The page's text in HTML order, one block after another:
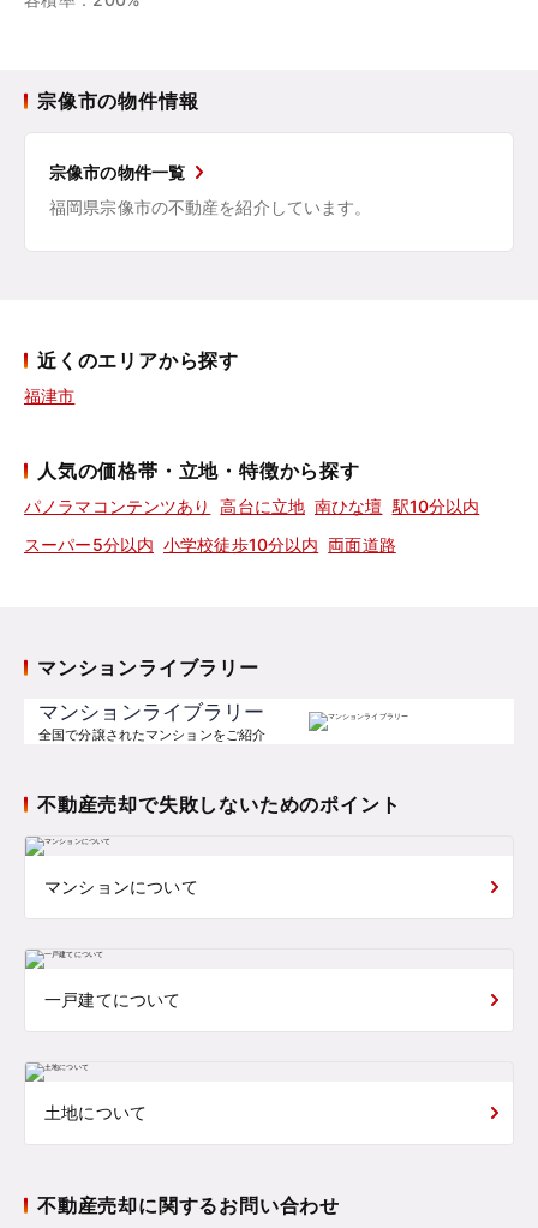
宗像市の物件情報
宗像市の物件一覧
福岡県宗像市の不動産を紹介しています。
近くのエリアから探す
福津市
人気の価格帯・立地・特徴から探す
パノラマコンテンツあり 高台に立地 南ひな壇 駅10分以内
スーパー5分以内 小学校徒歩10分以内 両面道路
マンションライブラリー
マンションライブラリー
全国で分譲されたマンションをご紹介
不動産売却で失敗しないためのポイント
マンションについて
一戸建てについて
土地について
不動産売却に関するお問い合わせ